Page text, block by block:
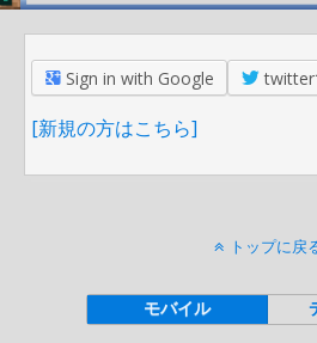
Sign in with Google twitter
[新規の方はこちら]
トップに戻
モバイル